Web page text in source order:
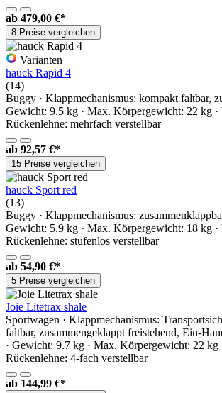
ab 479,00 €*
8 Preise vergleichen
Varianten
hauck Rapid 4
(14)
Buggy · Klappmechanismus: kompakt faltbar,
Gewicht: 9.5 kg · Max. Körpergewicht: 22 kg ·
Rückenlehne: mehrfach verstellbar
ab 92,57 €*
15 Preise vergleichen
hauck Sport red
(13)
Buggy · Klappmechanismus:
Gewicht: 5.9 kg · Max. Körpergewicht: 18 kg ·
Rückenlehne: stufenlos verstellbar
ab 54,90 €*
5 Preise vergleichen
Joie Litetrax shale
Sportwagen · Klappmechanismus:
faltbar, zusammengeklappt freistehend, Ein-
· Gewicht: 9.7 kg · Max. Körpergewicht: 22 kg
Rückenlehne: 4-fach verstellbar
ab 144,99 €*